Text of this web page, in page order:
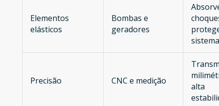
Elementos
elásticos
Bombas e
geradores
sistema
Precisão CNC e medição
alta